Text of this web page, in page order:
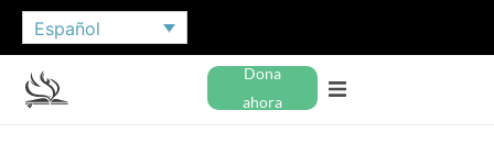
Español
Dona
ahora